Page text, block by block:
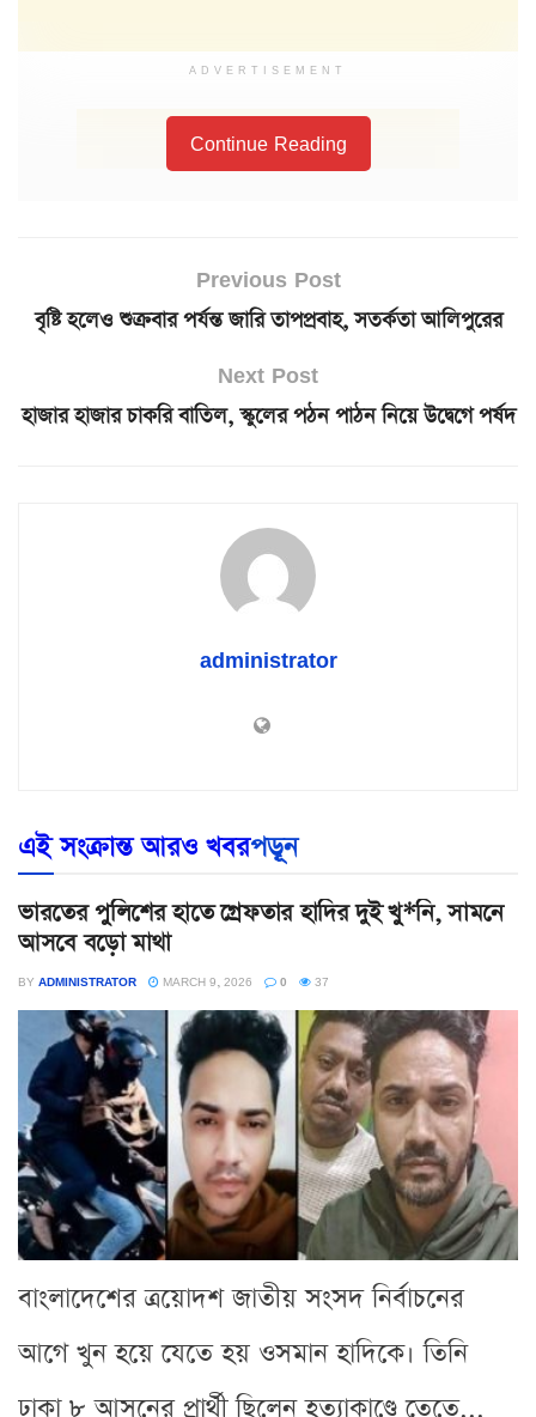
ADVERTISEMENT
Continue Reading
Previous Post
বৃষ্টি হলেও শুক্রবার পর্যন্ত জারি তাপপ্রবাহ, সতর্কতা আলিপুরের
Next Post
হাজার হাজার চাকরি বাতিল, স্কুলের পঠন পাঠন নিয়ে উদ্বেগে পর্ষদ
administrator
এই সংক্রান্ত আরও খবরপড়ূন
ভারতের পুলিশের হাতে গ্রেফতার হাদির দুই খু*নি, সামনে
আসবে বড়ো মাথা
BY ADMINISTRATOR MARCH 9, 2026 0 37
বাংলাদেশের ত্রয়োদশ জাতীয় সংসদ নির্বাচনের
আগে খুন হয়ে যেতে হয় ওসমান হাদিকে। তিনি
ঢাকা ৮ আসনের প্রার্থী ছিলেন হত্যাকাণ্ডে তেতে...